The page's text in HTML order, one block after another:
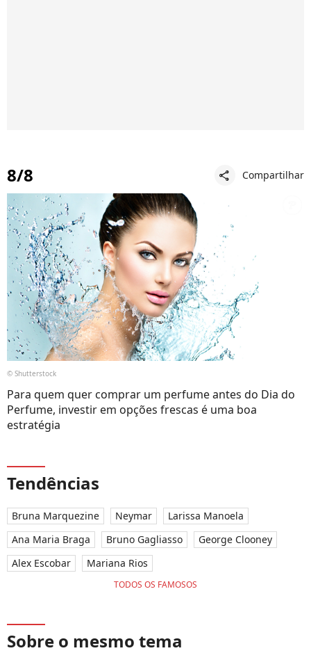
8/8 share Compartilhar
© Shutterstock
Para quem quer comprar um perfume antes do Dia do
Perfume, investir em opções frescas é uma boa
estratégia
Tendências
Bruna Marquezine Neymar
Larissa Manoela
Ana Maria Braga
Bruno Gagliasso
George Clooney
Alex Escobar
Mariana Rios
TODOS OS FAMOSOS
Sobre o mesmo tema